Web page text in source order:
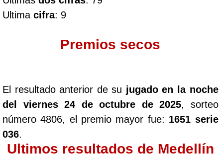
Ultima cifra: 9
Premios secos
El resultado anterior de su jugado en la noche
del viernes 24 de octubre de 2025, sorteo
número 4806, el premio mayor fue: 1651 serie
036.
Ultimos resultados de Medellín